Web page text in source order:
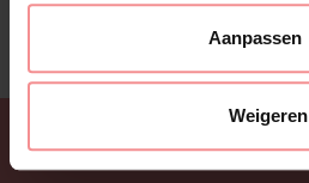
Aanpassen
Weigeren